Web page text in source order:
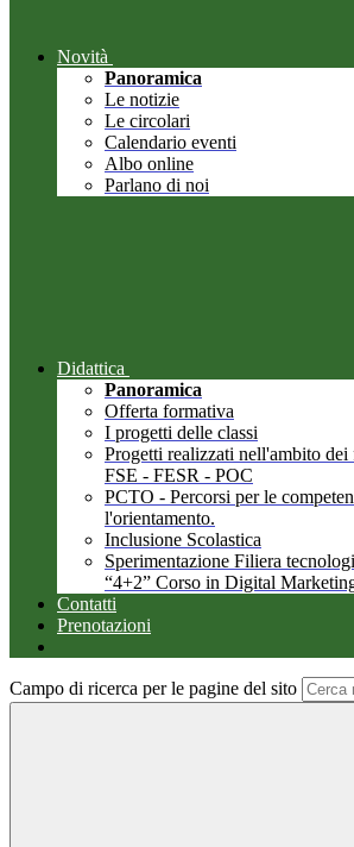
Novità
Panoramica
Le notizie
Le circolari
Calendario eventi
Albo online
Parlano di noi
Didattica
Panoramica
Offerta formativa
I progetti delle classi
Progetti realizzati nell'ambito
FSE - FESR - POC
PCTO - Percorsi per le
l'orientamento.
Inclusione Scolastica
Sperimentazione Filiera
“4+2” Corso in Digital
Contatti
Prenotazioni
Campo di ricerca per le pagine del sito